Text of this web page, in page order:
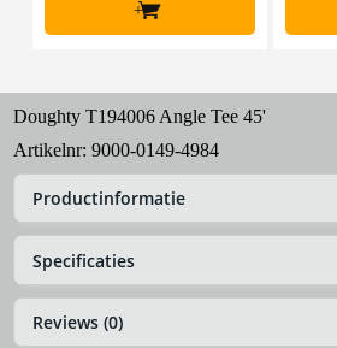
+
Doughty T194006 Angle Tee 45'
Artikelnr: 9000-0149-4984
Productinformatie
Specificaties
Reviews (0)